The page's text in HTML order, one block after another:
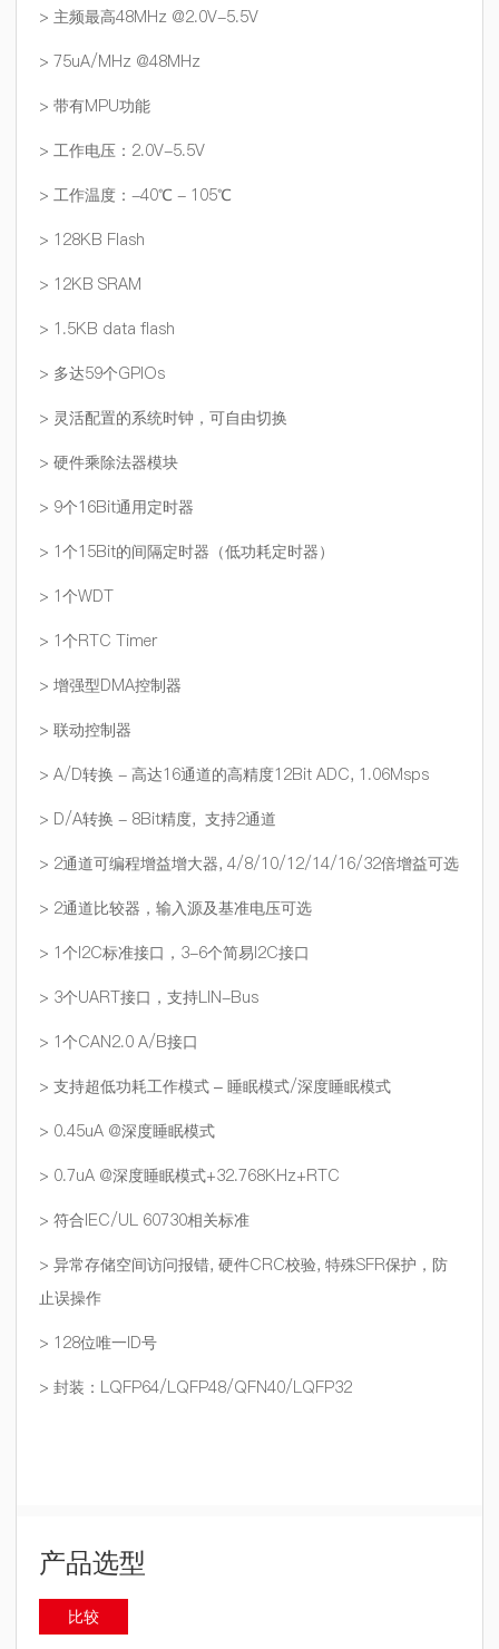
> 主频最高48MHz @2.0V-5.5V
> 75uA/MHz @48MHz
> 带有MPU功能
> 工作电压：2.0V-5.5V
> 工作温度：-40℃ - 105℃
> 128KB Flash
> 12KB SRAM
> 1.5KB data flash
> 多达59个GPIOs
> 灵活配置的系统时钟，可自由切换
> 硬件乘除法器模块
> 9个16Bit通用定时器
> 1个15Bit的间隔定时器（低功耗定时器）
> 1个WDT
> 1个RTC Timer
> 增强型DMA控制器
> 联动控制器
> A/D转换 - 高达16通道的高精度12Bit ADC, 1.06Msps
> D/A转换 - 8Bit精度, 支持2通道
> 2通道可编程增益增大器, 4/8/10/12/14/16/32倍增益可选
> 2通道比较器，输入源及基准电压可选
> 1个I2C标准接口，3-6个简易I2C接口
> 3个UART接口，支持LIN-Bus
> 1个CAN2.0 A/B接口
> 支持超低功耗工作模式 – 睡眠模式/深度睡眠模式
> 0.45uA @深度睡眠模式
> 0.7uA @深度睡眠模式+32.768KHz+RTC
> 符合IEC/UL 60730相关标准
> 异常存储空间访问报错, 硬件CRC校验, 特殊SFR保护，防
止误操作
> 128位唯一ID号
> 封装：LQFP64/LQFP48/QFN40/LQFP32
产品选型
比较